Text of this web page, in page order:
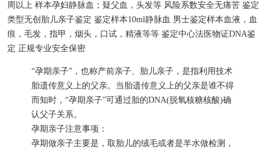
周以上 样本孕妇静脉血；疑父血，头发等 风险系数安全无痛苦 鉴定
类型无创胎儿亲子鉴定 鉴定样本10ml静脉血 男士鉴定样本血液，血
痕，毛发，指甲，烟头，口试，精液等等 鉴定中心法医物证DNA鉴
定 正规专业安全保密
“孕期亲子”，也称产前亲子、胎儿亲子，是指利用技术
胎遗传意义上的父亲。当胎遗传意义上的父亲是谁不得
而知时，“孕期亲子”可通过胎的DNA(脱氧核糖核酸)确
认父子关系。
孕期亲子注意事项：
孕期做亲子主要是，取胎儿的绒毛或者是羊水做检测，